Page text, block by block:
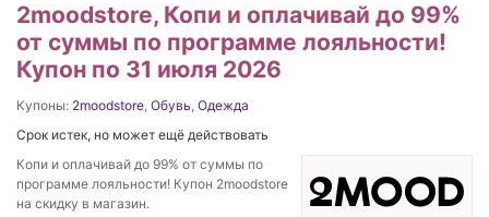
2moodstore, Копи и оплачивай до 99%
от суммы по программе лояльности!
Купон по 31 июля 2026
Купоны: 2moodstore, Обувь, Одежда
Срок истек, но может ещё действовать
Копи и оплачивай до 99% от суммы по
программе лояльности! Купон 2moodstore
на скидку в магазин.